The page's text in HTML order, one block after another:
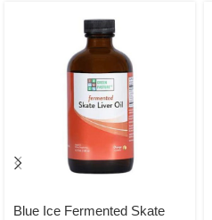
Blue Ice Fermented Skate